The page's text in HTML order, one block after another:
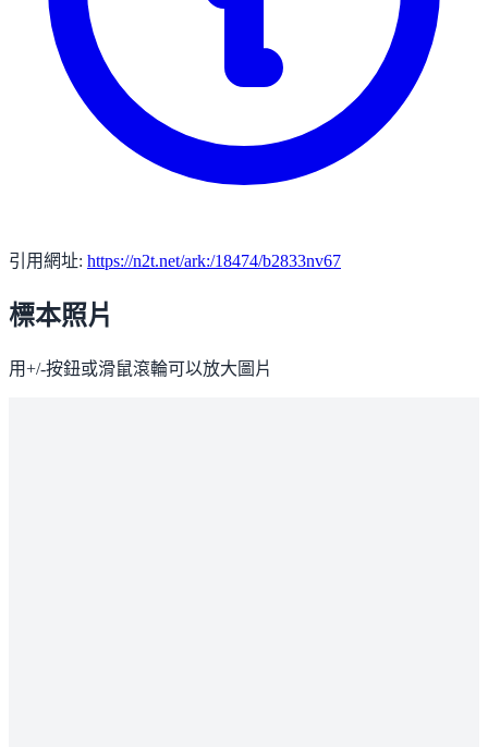
引用網址: https://n2t.net/ark:/18474/b2833nv67
標本照片
用+/-按鈕或滑鼠滾輪可以放大圖片